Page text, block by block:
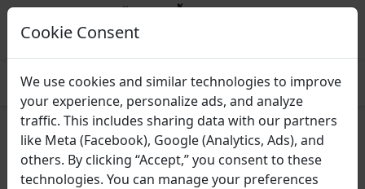
Prospre: ผู้วางแผนมื้ออาหาร
แผนอาหารตามมาโคร
ไอเดียอาหารเช้าสูงโปรตีนที่
รวดเร็วและง่ายดาย
Cookie Consent
We use cookies and similar technologies to improve
your experience, personalize ads, and analyze
traffic. This includes sharing data with our partners
like Meta (Facebook), Google (Analytics, Ads), and
others. By clicking “Accept,” you consent to these
technologies. You can manage your preferences